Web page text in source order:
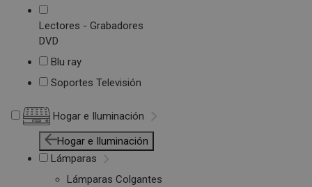
Lectores - Grabadores
DVD
Blu ray
Soportes Televisión
Hogar e Iluminación
Hogar e Iluminación
Lámparas
Lámparas Colgantes